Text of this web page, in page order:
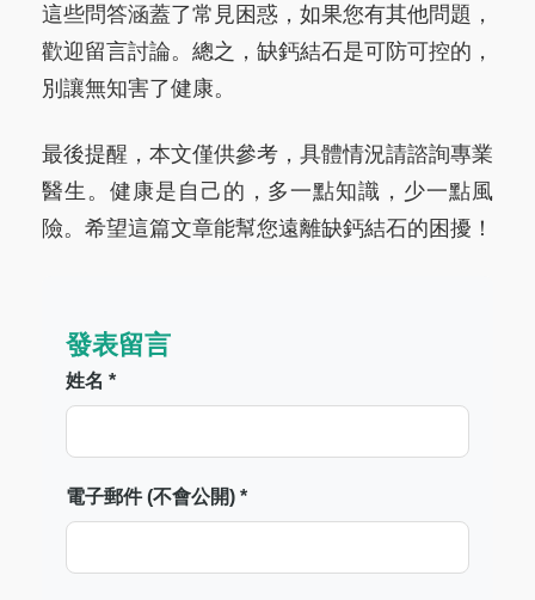
這些問答涵蓋了常見困惑，如果您有其他問題，
歡迎留言討論。總之，缺鈣結石是可防可控的，
別讓無知害了健康。
最後提醒，本文僅供參考，具體情況請諮詢專業
醫生。健康是自己的，多一點知識，少一點風
險。希望這篇文章能幫您遠離缺鈣結石的困擾！
發表留言
姓名 *
電子郵件 (不會公開) *